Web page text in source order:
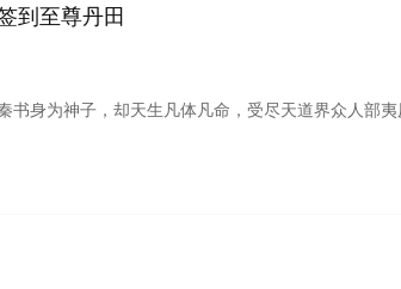
到至尊丹田
去神子身份，贬入凡间。直到他与主角相遇融为一体，开启万界签到系统，于混沌天绝云峰开启永动丹田。随后从神道界最底层走起，与修罗战、与鬼神斗、与武帝争，靠一己之力，斩尽神佛，独闯九九八十一重天顶，满天诸神都不能挡其路，以一介凡体走上神道之巅。最后从众多神子的生死决斗之中